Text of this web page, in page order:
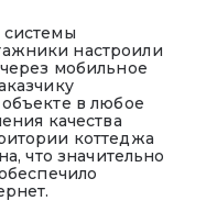
настроили
мобильное
в любое
качества
коттеджа
что значительно